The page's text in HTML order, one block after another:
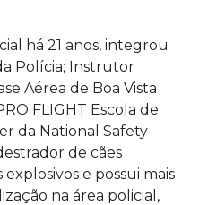
há 21 anos, integrou
Polícia; Instrutor
Aérea de Boa Vista
FLIGHT Escola de
da National Safety
de cães
e possui mais
na área policial,